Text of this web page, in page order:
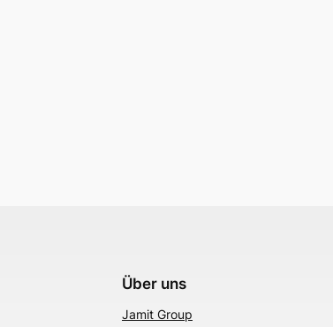
Über uns
Jamit Group